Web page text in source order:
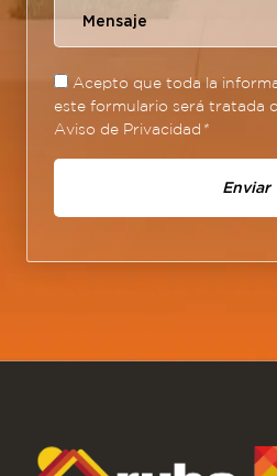
Acepto que toda la
este formulario será tratada
Aviso de Privacidad *
Enviar